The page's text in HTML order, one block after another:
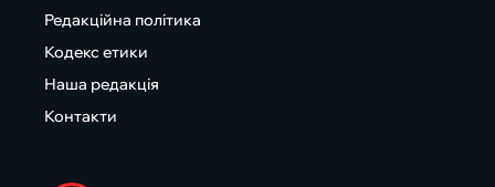
Редакційна політика
Кодекс етики
Наша редакція
Контакти